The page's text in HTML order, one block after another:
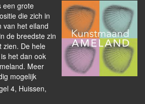
een grote
die zich in
van het eiland
de breedste zin
zien. De hele
het dan ook
Meer
mogelijk
4, Huissen,